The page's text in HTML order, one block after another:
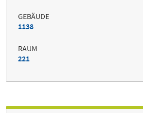
GEBÄUDE
1138
RAUM
221